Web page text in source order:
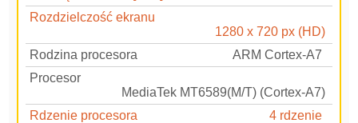
Rozdzielczość ekranu
1280 x 720 px (HD)
Rodzina procesora
ARM Cortex-A7
Procesor
MediaTek MT6589(M/T) (Cortex-A7)
Rdzenie procesora
4 rdzenie